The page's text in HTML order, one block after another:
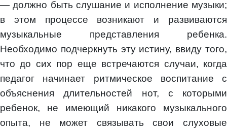
— должно быть слушание и исполнение музыки;
в этом процессе возникают и развиваются
музыкальные представления ребенка.
Необходимо подчеркнуть эту истину, ввиду того,
что до сих пор еще встречаются случаи, когда
педагог начинает ритмическое воспитание с
объяснения длительностей нот, с которыми
ребенок, не имеющий никакого музыкального
опыта, не может связывать свои слуховые